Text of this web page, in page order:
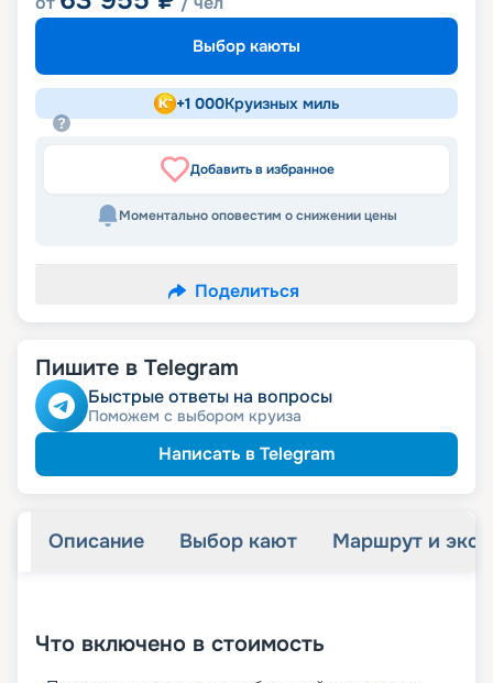
Выбор каюты
+1 000Круизных миль
Добавить в избранное
Моментально оповестим о снижении цены
Поделиться
Пишите в Telegram
Быстрые ответы на вопросы
Поможем с выбором круиза
Написать в Telegram
Описание Выбор кают Маршрут и
Что включено в стоимость